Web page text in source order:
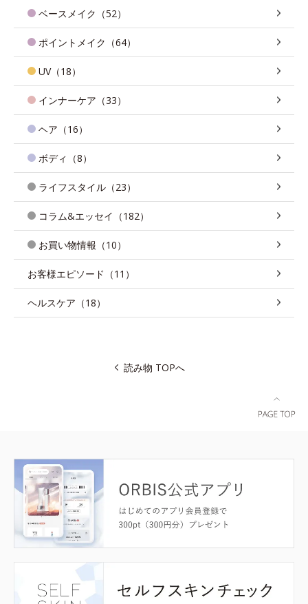
ベースメイク（52）
ポイントメイク（64）
UV（18）
インナーケア（33）
ヘア（16）
ボディ（8）
ライフスタイル（23）
コラム&エッセイ（182）
お買い物情報（10）
お客様エピソード（11）
ヘルスケア（18）
読み物 TOPへ